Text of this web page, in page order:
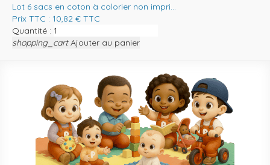
Lot 6 sacs en coton à colorier non impri...
Prix TTC : 10,82 € TTC
Quantité :
shopping_cart Ajouter au panier